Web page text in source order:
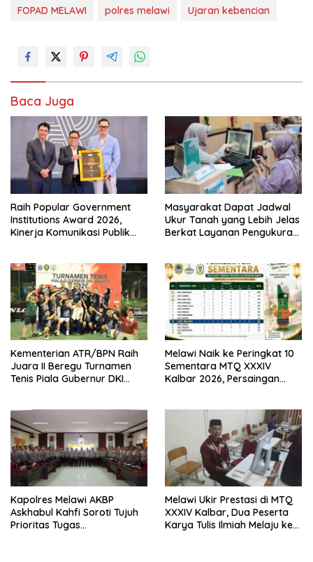
FOPAD MELAWI polres melawi Ujaran kebencian
Baca Juga
Raih Popular Government
Institutions Award 2026,
Kinerja Komunikasi Publik
Masyarakat Dapat Jadwal
Ukur Tanah yang Lebih Jelas
Berkat Layanan Pengukuran
Kementerian ATR/BPN Raih
Juara II Beregu Turnamen
Tenis Piala Gubernur DKI
Melawi Naik ke Peringkat 10
Sementara MTQ XXXIV
Kalbar 2026, Persaingan
Kapolres Melawi AKBP
Askhabul Kahfi Soroti Tujuh
Prioritas Tugas
Melawi Ukir Prestasi di MTQ
XXXIV Kalbar, Dua Peserta
Karya Tulis Ilmiah Melaju ke